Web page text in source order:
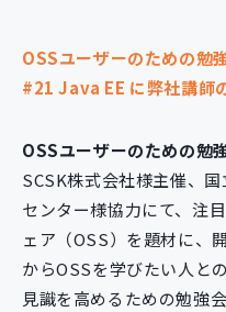
導入事例
イベント・セミナー
採用情報
OSSユーザーのための
#21 Java EE に弊社講師
OSSユーザーのための勉
SCSK株式会社様主催、
センター様協力にて、注
ェア（OSS）を題材に、
からOSSを学びたい人と
見識を高めるための勉強